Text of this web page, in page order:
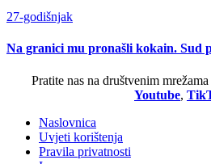
27-godišnjak
Na granici mu pronašli kokain. Sud
Pratite nas na društvenim mrežama
Youtube,
Naslovnica
Uvjeti korištenja
Pravila privatnosti